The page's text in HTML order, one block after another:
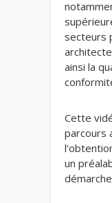
secteurs
ainsi la
Cette
parcours
un